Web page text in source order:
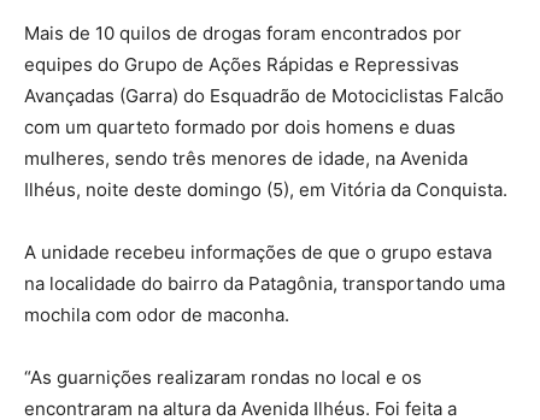
Mais de 10 quilos de drogas foram encontrados por
equipes do Grupo de Ações Rápidas e Repressivas
Avançadas (Garra) do Esquadrão de Motociclistas Falcão
com um quarteto formado por dois homens e duas
mulheres, sendo três menores de idade, na Avenida
Ilhéus, noite deste domingo (5), em Vitória da Conquista.
A unidade recebeu informações de que o grupo estava
na localidade do bairro da Patagônia, transportando uma
mochila com odor de maconha.
“As guarnições realizaram rondas no local e os
encontraram na altura da Avenida Ilhéus. Foi feita a